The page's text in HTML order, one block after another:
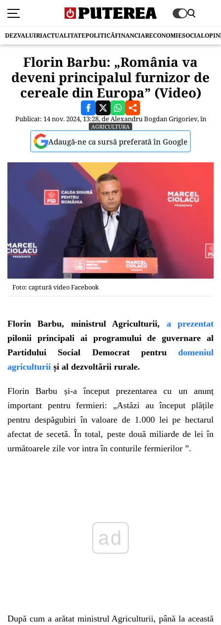
DEZVALUIRIACTUALITATEPOLITICĂFINANCIARECONOMIESOCIAL
Florin Barbu: „România va
deveni principalul furnizor de
cereale din Europa” (Video)
Publicat: 14 nov. 2024, 13:28, deAlexandru Bogdan Grigoriev, în
AGRICULTURA
Adaugă-ne ca sursă preferată în Google
Foto: captură video Facebook
Florin Barbu, ministrul Agriculturii, a prezentat
pilonii principali ai programului de guvernare al
Partidului Social Democrat pentru domeniul
agriculturii și al dezvoltării rurale.
Florin Barbu și-a început prezentarea cu un anunț
important pentru fermieri: „Astăzi au început plățile
pentru despăgubiri în valoare de 1.000 lei pe hectarul
afectat de secetă. În total, peste două miliarde de lei în
următoarele zile vor intra în conturile fermierilor ”.
ad
După cum a arătat ministrul Agriculturii, până la această